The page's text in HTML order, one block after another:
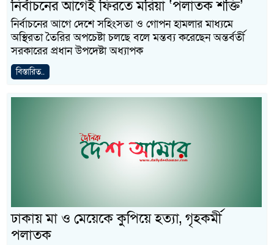
নির্বাচনের আগেই ফিরতে মরিয়া ‘পলাতক শক্তি’
নির্বাচনের আগে দেশে সহিংসতা ও গোপন হামলার মাধ্যমে
অস্থিরতা তৈরির অপচেষ্টা চলছে বলে মন্তব্য করেছেন অন্তর্বর্তী
সরকারের প্রধান উপদেষ্টা অধ্যাপক
বিস্তারিত..
ঢাকায় মা ও মেয়েকে কুপিয়ে হত্যা, গৃহকর্মী
পলাতক